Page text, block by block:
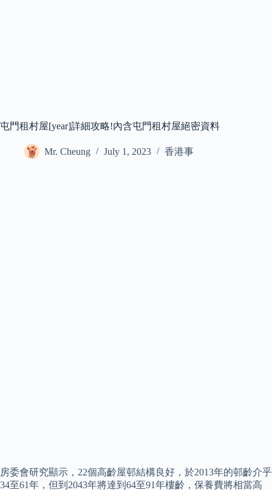
屯門租村屋[year]詳細攻略!內含屯門租村屋絕密資料
Mr. Cheung July 1, 2023 香港事
房委會研究顯示，22個高齡屋邨結構良好，於2013年的邨齡介乎
34至61年，但到2043年將達到64至91年樓齡，保養費將相當高